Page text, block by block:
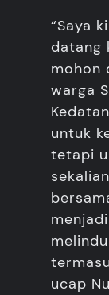
“Saya
datang
mohon
warga
untuk
tetapi
ucap